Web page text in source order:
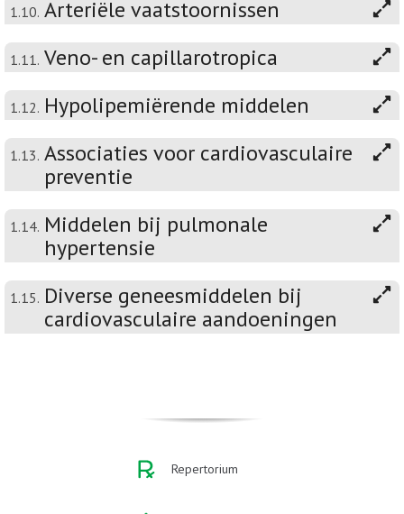
1.10. Arteriële vaatstoornissen
1.11. Veno- en capillarotropica
1.12. Hypolipemiërende middelen
1.13. Associaties voor cardiovasculaire
preventie
1.14. Middelen bij pulmonale
hypertensie
1.15. Diverse geneesmiddelen bij
cardiovasculaire aandoeningen
Repertorium